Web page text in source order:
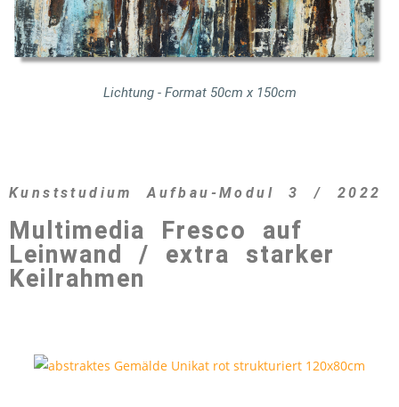
Lichtung - Format 50cm x 150cm
Kunststudium Aufbau-Modul 3 / 2022
Multimedia Fresco auf
Leinwand / extra starker
Keilrahmen